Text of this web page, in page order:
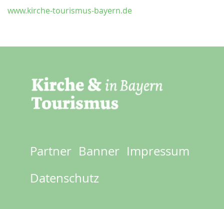
www.kirche-tourismus-bayern.de
Footer
menu
Partner Banner Impressum
Datenschutz